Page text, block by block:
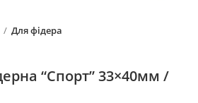
Для фідера
“Спорт” 33×40мм /